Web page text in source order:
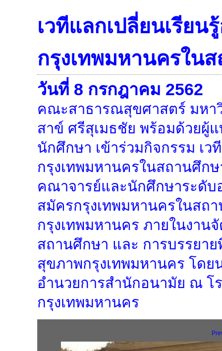
เวทีแลกเปลี่ยนเรียน
กรุงเทพมหานครใน
วันที่ 8 กรกฎาคม 2562
คณะสาธารณสุขศาสตร์ มหา
สาข์ ศรีสุเมธชัย พร้อมด้วยผู้
นักศึกษา เข้าร่วมกิจกรรม เว
กรุงเทพมหานครในสถานศึก
คณาจารย์และนักศึกษาระดับ
สมัครกรุงเทพมหานครในสถ
กรุงเทพมหานคร ภายในงาน
สถานศึกษา และ การบรรยา
สุขภาพกรุงเทพมหานคร โด
อำนวยการสำนักอนามัย ณ โร
กรุงเทพมหานคร